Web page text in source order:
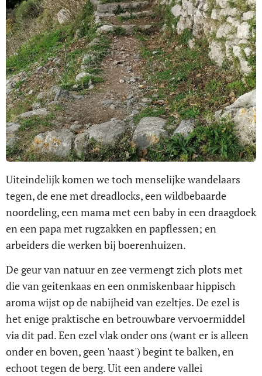
Uiteindelijk komen we toch menselijke wandelaars
tegen, de ene met dreadlocks, een wildbebaarde
noordeling, een mama met een baby in een draagdoek
en een papa met rugzakken en papflessen; en
arbeiders die werken bij boerenhuizen.
De geur van natuur en zee vermengt zich plots met
die van geitenkaas en een onmiskenbaar hippisch
aroma wijst op de nabijheid van ezeltjes. De ezel is
het enige praktische en betrouwbare vervoermiddel
via dit pad. Een ezel vlak onder ons (want er is alleen
onder en boven, geen 'naast') begint te balken, en
echoot tegen de berg. Uit een andere vallei